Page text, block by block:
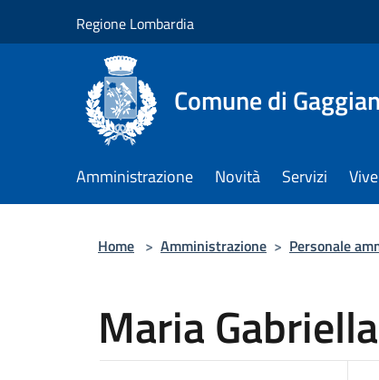
Regione Lombardia
Comune di
Amministrazione Novità Servizi
Home > Amministrazione > Personale
Maria